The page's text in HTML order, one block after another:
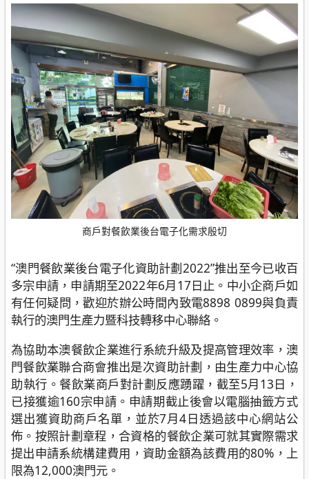
商戶對餐飲業後台電子化需求殷切
“澳門餐飲業後台電子化資助計劃2022”推出至今已收百
多宗申請，申請期至2022年6月17日止。中小企商戶如
有任何疑問，歡迎於辦公時間內致電8898 0899與負責
執行的澳門生產力暨科技轉移中心聯絡。
為協助本澳餐飲企業進行系統升級及提高管理效率，澳
門餐飲業聯合商會推出是次資助計劃，由生產力中心協
助執行。餐飲業商戶對計劃反應踴躍，截至5月13日，
已接獲逾160宗申請。申請期截止後會以電腦抽籤方式
選出獲資助商戶名單，並於7月4日透過該中心網站公
佈。按照計劃章程，合資格的餐飲企業可就其實際需求
提出申請系統構建費用，資助金額為該費用的80%，上
限為12,000澳門元。